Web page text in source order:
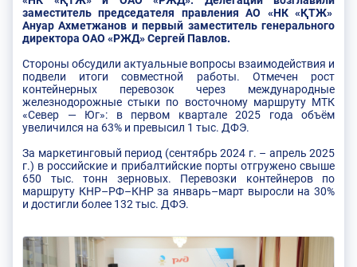
заместитель председателя правления АО «НК «ҚТЖ»
Ануар Ахметжанов и первый заместитель генерального
директора ОАО «РЖД» Сергей Павлов.
Стороны обсудили актуальные вопросы взаимодействия и
подвели итоги совместной работы. Отмечен рост
контейнерных перевозок через международные
железнодорожные стыки по восточному маршруту МТК
«Север — Юг»: в первом квартале 2025 года объём
увеличился на 63% и превысил 1 тыс. ДФЭ.
За маркетинговый период (сентябрь 2024 г. – апрель 2025
г.) в российские и прибалтийские порты отгружено свыше
650 тыс. тонн зерновых. Перевозки контейнеров по
маршруту КНР–РФ–КНР за январь–март выросли на 30%
и достигли более 132 тыс. ДФЭ.